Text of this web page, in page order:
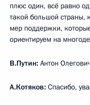
плюс один, всё равно
такой большой страны,
мер поддержки,
ориентируем на
В.Путин: Антон
А.Котяков: Спасибо,